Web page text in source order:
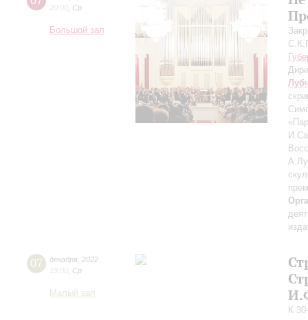
20:00 Ср
Большой зал
07 декабря 2022
19:00 Ср
Малый зал
К